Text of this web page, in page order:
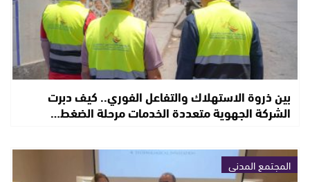
بين ذروة الاستهلاك والتفاعل الفوري.. كيف دبرت
الشركة الجهوية متعددة الخدمات مرحلة الضغط…
المجتمع المدني